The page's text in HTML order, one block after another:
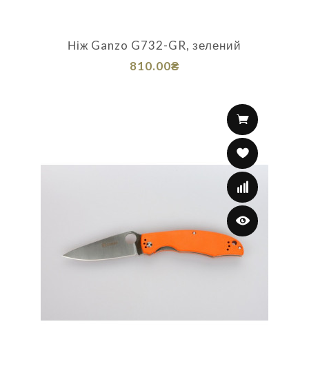
Ніж Ganzo G732-GR, зелений
810.00₴